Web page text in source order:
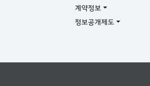
계약정보
정보공개제도